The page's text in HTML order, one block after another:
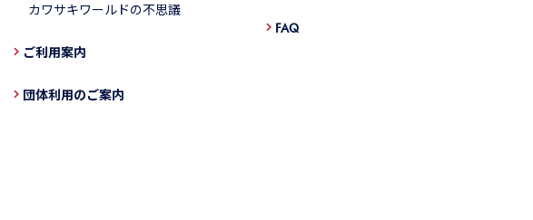
カワサキワールドの不思議
ご利用案内
団体利用のご案内
FAQ